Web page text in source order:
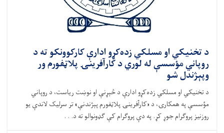
د تخنیکي او مسلکي زده‌کړو ادارې کارکوونکو ته د
روپاني مؤسسې له لوري د کارآفرینۍ پلاټفورم ور
وپېژندل شو
د تخنیکي او مسلکي زده‌کړو ادارې د څېړنې او نوښت ریاست، د روپاني
مؤسسې په همکارۍ، د «کارآفرینۍ پلاټفورم پېژندنې» تر سرلیک لاندې یو
روزنیز پروګرام جوړ کړ. په دې پروګرام کې ګډونوالو ته د. . .